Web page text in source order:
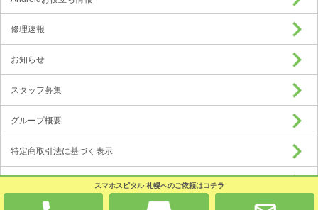
スマホスピタル 札幌へのご依頼はコチラ
修理速報
お知らせ
スタッフ募集
グループ概要
特定商取引法に基づく表示
プライバシーポリシー